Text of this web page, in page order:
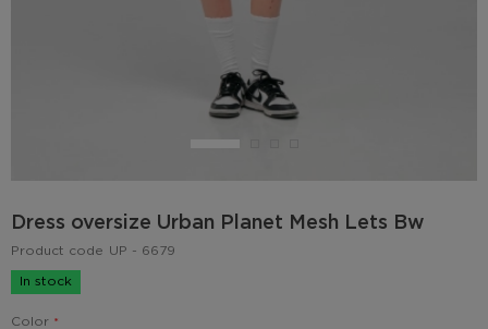
Dress oversize Urban Planet Mesh Lets Bw
Product code UP - 6679
In stock
Color